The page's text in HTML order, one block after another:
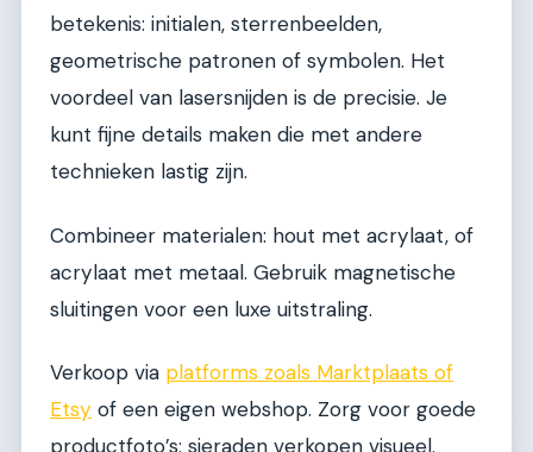
betekenis: initialen, sterrenbeelden,
geometrische patronen of symbolen. Het
voordeel van lasersnijden is de precisie. Je
kunt fijne details maken die met andere
technieken lastig zijn.
Combineer materialen: hout met acrylaat, of
acrylaat met metaal. Gebruik magnetische
sluitingen voor een luxe uitstraling.
Verkoop via platforms zoals Marktplaats of
Etsy of een eigen webshop. Zorg voor goede
productfoto’s: sieraden verkopen visueel.